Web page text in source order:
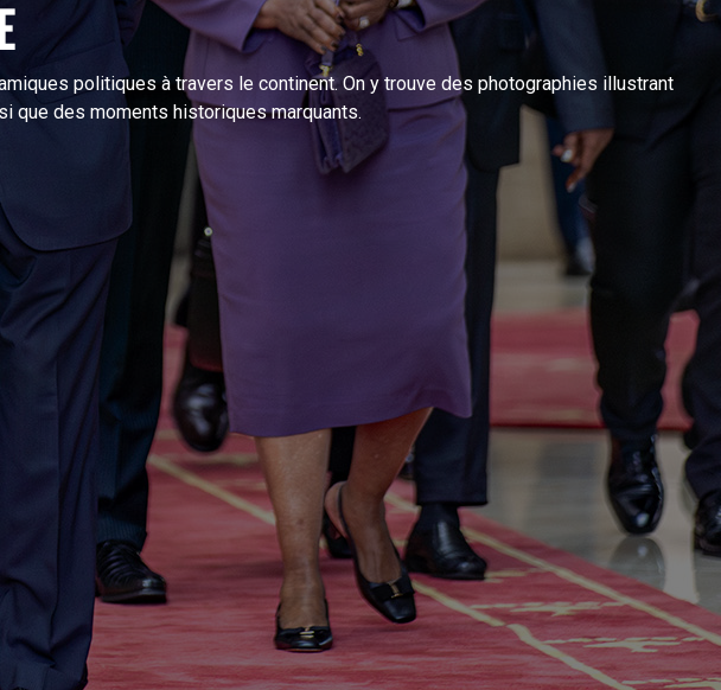
politiques à travers le continent. On y trouve des photographies illustrant
que des moments historiques marquants.